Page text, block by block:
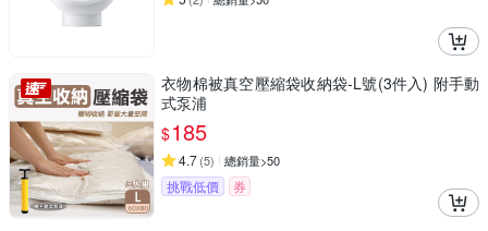
衣物棉被真空壓縮袋收納袋-L號(3件入) 附手動
式泵浦
$185
4.7(5) 總銷量>50
挑戰低價 券